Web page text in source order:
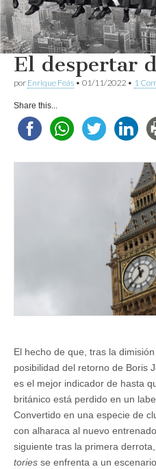
El despertar
por Enrique Feás • 01/11/2022 • 1
Share this...
El hecho de que, tras la
posibilidad del retorno de Boris
es el mejor indicador de hasta
británico está perdido en un
Convertido en una especie de
con alharaca al nuevo
siguiente tras la primera
tories se enfrenta a un